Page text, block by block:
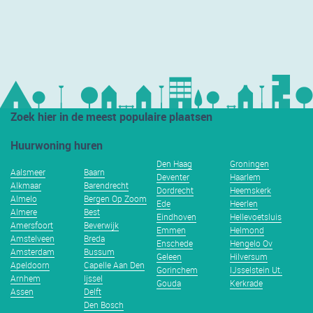
Zoek hier in de meest populaire plaatsen
Huurwoning huren
Aalsmeer
Alkmaar
Almelo
Almere
Amersfoort
Amstelveen
Amsterdam
Apeldoorn
Arnhem
Assen
Baarn
Barendrecht
Bergen Op Zoom
Best
Beverwijk
Breda
Bussum
Capelle Aan Den
Ijssel
Delft
Den Bosch
Den Haag
Deventer
Dordrecht
Ede
Eindhoven
Emmen
Enschede
Geleen
Gorinchem
Gouda
Groningen
Haarlem
Heemskerk
Heerlen
Hellevoetsluis
Helmond
Hengelo Ov
Hilversum
IJsselstein Ut.
Kerkrade